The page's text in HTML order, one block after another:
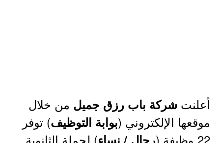
أعلنت شركة باب رزق جميل من خلال
موقعها الإلكتروني (بوابة التوظيف) توفر
22 وظيفة (
رجال / نساء) لحملة الثانوية